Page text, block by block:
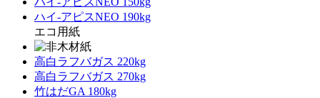
ハイ-アピスNEO 190kg
エコ用紙
高白ラフバガス 220kg
高白ラフバガス 270kg
竹はだGA 180kg